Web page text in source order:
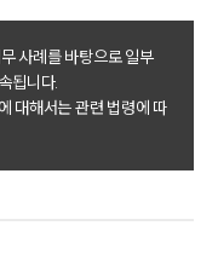
사례를 바탕으로 일부
됩니다.
대해서는 관련 법령에 따